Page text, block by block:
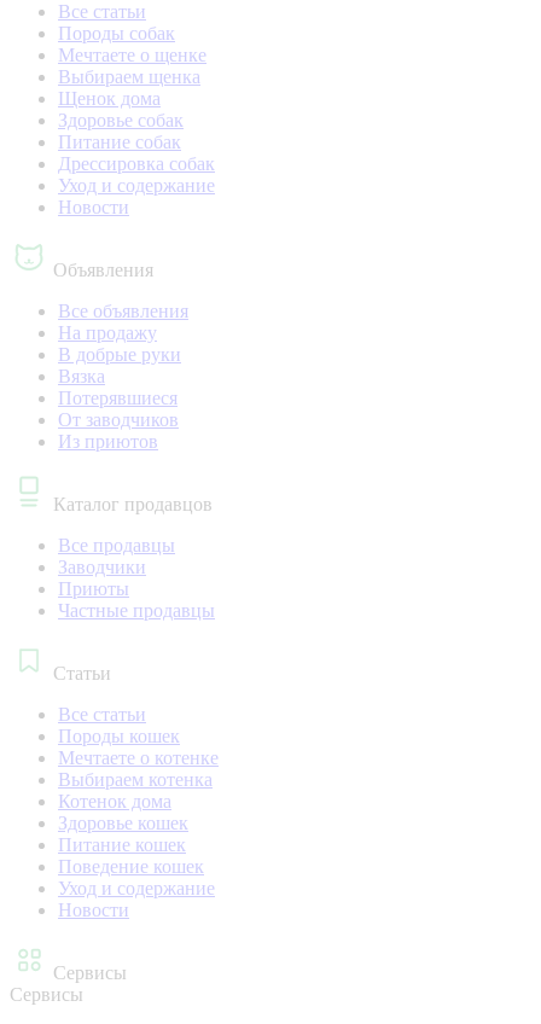
Все статьи
Породы собак
Мечтаете о щенке
Выбираем щенка
Щенок дома
Здоровье собак
Питание собак
Дрессировка собак
Уход и содержание
Новости
Объявления
Все объявления
На продажу
В добрые руки
Вязка
Потерявшиеся
От заводчиков
Из приютов
Каталог продавцов
Все продавцы
Заводчики
Приюты
Частные продавцы
Статьи
Все статьи
Породы кошек
Мечтаете о котенке
Выбираем котенка
Котенок дома
Здоровье кошек
Питание кошек
Поведение кошек
Уход и содержание
Новости
Сервисы
Сервисы